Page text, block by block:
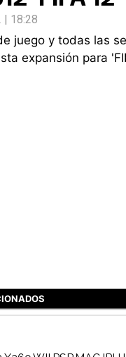
| 18:28
juego y todas las
expansión para